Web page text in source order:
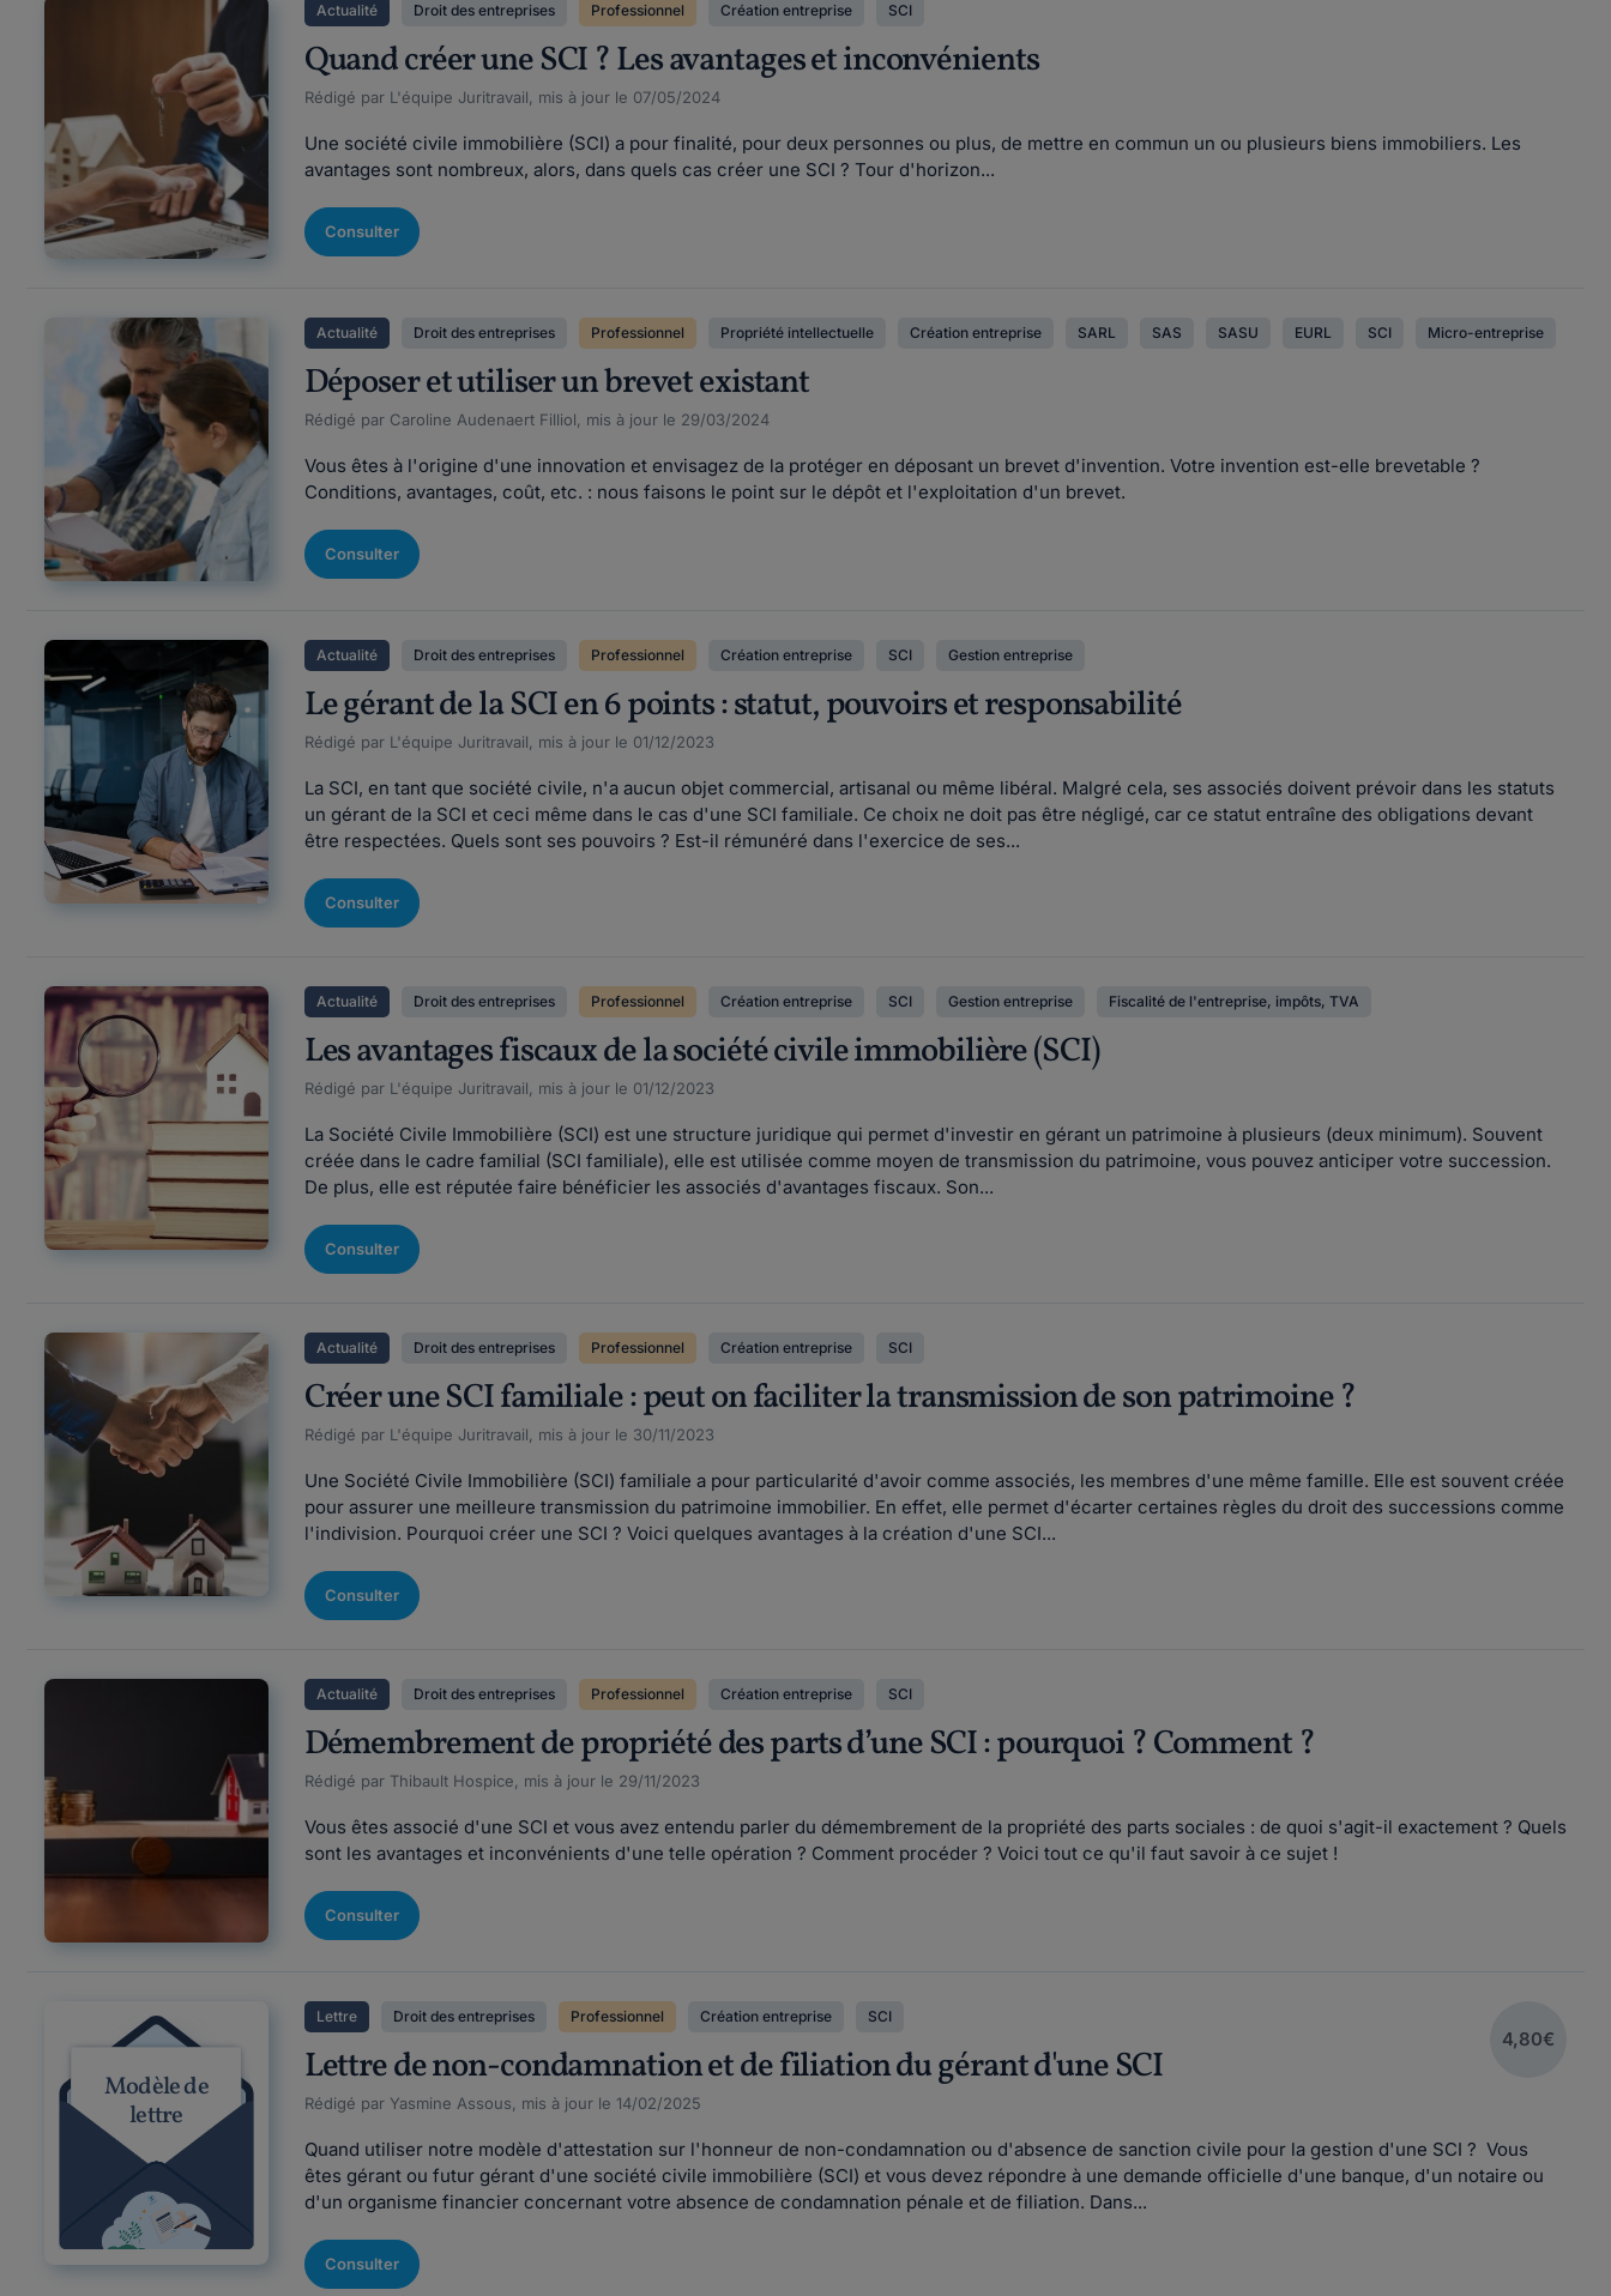
Actualité Droit des entreprises Professionnel Création entreprise SCI
Quand créer une SCI ? Les avantages et inconvénients
Rédigé par L'équipe Juritravail, mis à jour le 07/05/2024
Une société civile immobilière (SCI) a pour finalité, pour deux personnes ou plus, de mettre en commun un ou plusieurs biens immobiliers. Les
avantages sont nombreux, alors, dans quels cas créer une SCI ? Tour d'horizon...
Consulter
Actualité Droit des entreprises Professionnel Propriété intellectuelle Création entreprise SARL SAS SASU EURL SCI Micro-entreprise
Déposer et utiliser un brevet existant
Rédigé par Caroline Audenaert Filliol, mis à jour le 29/03/2024
Vous êtes à l'origine d'une innovation et envisagez de la protéger en déposant un brevet d'invention. Votre invention est-elle brevetable ?
Conditions, avantages, coût, etc. : nous faisons le point sur le dépôt et l'exploitation d'un brevet.
Consulter
Actualité Droit des entreprises Professionnel Création entreprise SCI Gestion entreprise
Le gérant de la SCI en 6 points : statut, pouvoirs et responsabilité
Rédigé par L'équipe Juritravail, mis à jour le 01/12/2023
La SCI, en tant que société civile, n'a aucun objet commercial, artisanal ou même libéral. Malgré cela, ses associés doivent prévoir dans les statuts
un gérant de la SCI et ceci même dans le cas d'une SCI familiale. Ce choix ne doit pas être négligé, car ce statut entraîne des obligations devant
être respectées. Quels sont ses pouvoirs ? Est-il rémunéré dans l'exercice de ses...
Consulter
Actualité Droit des entreprises Professionnel Création entreprise SCI Gestion entreprise Fiscalité de l'entreprise, impôts, TVA
Les avantages fiscaux de la société civile immobilière (SCI)
Rédigé par L'équipe Juritravail, mis à jour le 01/12/2023
La Société Civile Immobilière (SCI) est une structure juridique qui permet d'investir en gérant un patrimoine à plusieurs (deux minimum). Souvent
créée dans le cadre familial (SCI familiale), elle est utilisée comme moyen de transmission du patrimoine, vous pouvez anticiper votre succession.
De plus, elle est réputée faire bénéficier les associés d'avantages fiscaux. Son...
Consulter
Actualité Droit des entreprises Professionnel Création entreprise SCI
Créer une SCI familiale : peut on faciliter la transmission de son patrimoine ?
Rédigé par L'équipe Juritravail, mis à jour le 30/11/2023
Une Société Civile Immobilière (SCI) familiale a pour particularité d'avoir comme associés, les membres d'une même famille. Elle est souvent créée
pour assurer une meilleure transmission du patrimoine immobilier. En effet, elle permet d'écarter certaines règles du droit des successions comme
l'indivision. Pourquoi créer une SCI ? Voici quelques avantages à la création d'une SCI...
Consulter
Actualité Droit des entreprises Professionnel Création entreprise SCI
Démembrement de propriété des parts d’une SCI : pourquoi ? Comment ?
Rédigé par Thibault Hospice, mis à jour le 29/11/2023
Vous êtes associé d'une SCI et vous avez entendu parler du démembrement de la propriété des parts sociales : de quoi s'agit-il exactement ? Quels
sont les avantages et inconvénients d'une telle opération ? Comment procéder ? Voici tout ce qu'il faut savoir à ce sujet !
Consulter
Modèle de
lettre
Lettre Droit des entreprises Professionnel Création entreprise SCI
Lettre de non-condamnation et de filiation du gérant d'une SCI
Rédigé par Yasmine Assous, mis à jour le 14/02/2025
4,80€
Quand utiliser notre modèle d'attestation sur l'honneur de non-condamnation ou d'absence de sanction civile pour la gestion d'une SCI ? Vous
êtes gérant ou futur gérant d'une société civile immobilière (SCI) et vous devez répondre à une demande officielle d'une banque, d'un notaire ou
d'un organisme financier concernant votre absence de condamnation pénale et de filiation. Dans...
Consulter